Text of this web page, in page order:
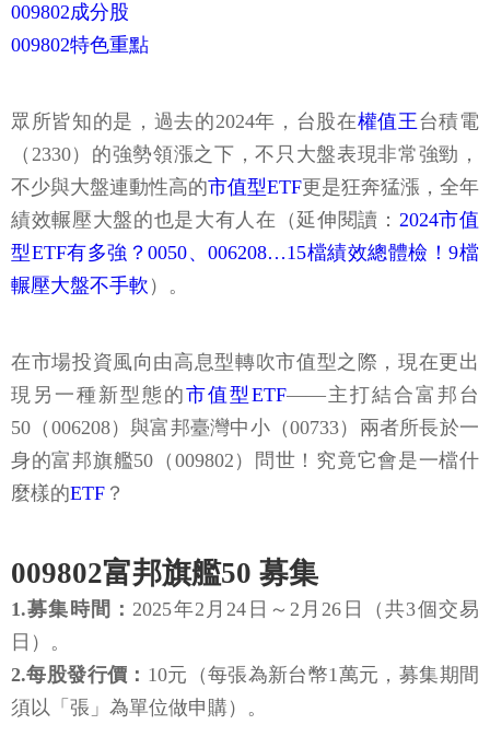
009802成分股
009802特色重點
眾所皆知的是，過去的2024年，台股在權值王台積電
（2330）的強勢領漲之下，不只大盤表現非常強勁，
不少與大盤連動性高的市值型ETF更是狂奔猛漲，全年
績效輾壓大盤的也是大有人在（延伸閱讀： 2024市值
型ETF有多強？0050、006208…15檔績效總體檢！9檔
輾壓大盤不手軟 ）。
在市場投資風向由高息型轉吹市值型之際，現在更出
現另一種新型態的市值型ETF——主打結合富邦台
50（006208）與富邦臺灣中小（00733）兩者所長於一
身的富邦旗艦50（009802）問世！究竟它會是一檔什
麼樣的ETF ？
009802富邦旗艦50 募集
1.募集時間：2025年2月24日～2月26日（共3個交易
日）。
2.每股發行價： 10元（每張為新台幣1萬元，募集期間
須以「張」為單位做申購）。